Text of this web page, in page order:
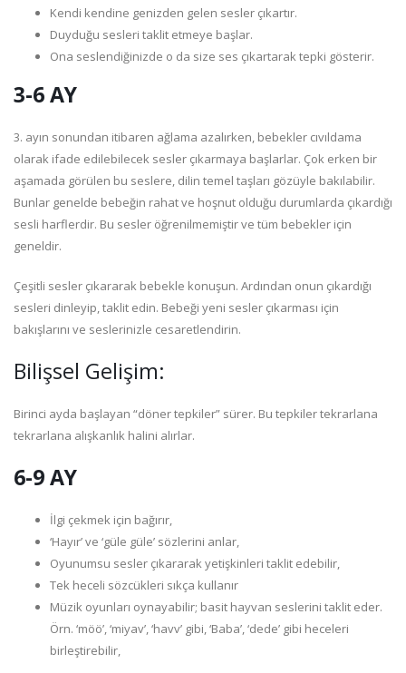
Kendi kendine genizden gelen sesler çıkartır.
Duyduğu sesleri taklit etmeye başlar.
Ona seslendiğinizde o da size ses çıkartarak tepki gösterir.
3-6 AY
3. ayın sonundan itibaren ağlama azalırken, bebekler cıvıldama
olarak ifade edilebilecek sesler çıkarmaya başlarlar. Çok erken bir
aşamada görülen bu seslere, dilin temel taşları gözüyle bakılabilir.
Bunlar genelde bebeğin rahat ve hoşnut olduğu durumlarda çıkardığı
sesli harflerdir. Bu sesler öğrenilmemiştir ve tüm bebekler için
geneldir.
Çeşitli sesler çıkararak bebekle konuşun. Ardından onun çıkardığı
sesleri dinleyip, taklit edin. Bebeği yeni sesler çıkarması için
bakışlarını ve seslerinizle cesaretlendirin.
Bilişsel Gelişim:
Birinci ayda başlayan “döner tepkiler” sürer. Bu tepkiler tekrarlana
tekrarlana alışkanlık halini alırlar.
6-9 AY
İlgi çekmek için bağırır,
‘Hayır’ ve ‘güle güle’ sözlerini anlar,
Oyunumsu sesler çıkararak yetişkinleri taklit edebilir,
Tek heceli sözcükleri sıkça kullanır
Müzik oyunları oynayabilir; basit hayvan seslerini taklit eder.
Örn. ‘möö’, ‘miyav’, ‘havv’ gibi, ‘Baba’, ‘dede’ gibi heceleri
birleştirebilir,